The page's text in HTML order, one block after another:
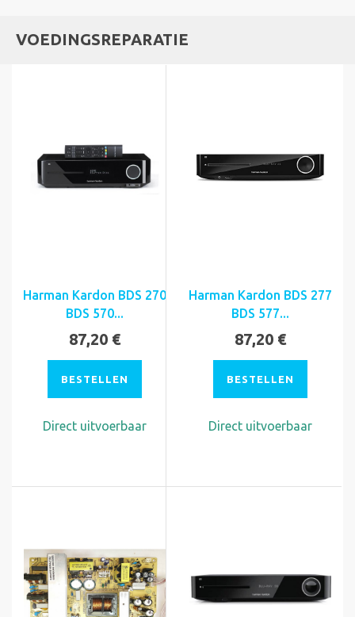
VOEDINGSREPARATIE
Harman Kardon BDS 270
BDS 570...
87,20 €
BESTELLEN
Direct uitvoerbaar
Harman Kardon BDS 277
BDS 577...
87,20 €
BESTELLEN
Direct uitvoerbaar